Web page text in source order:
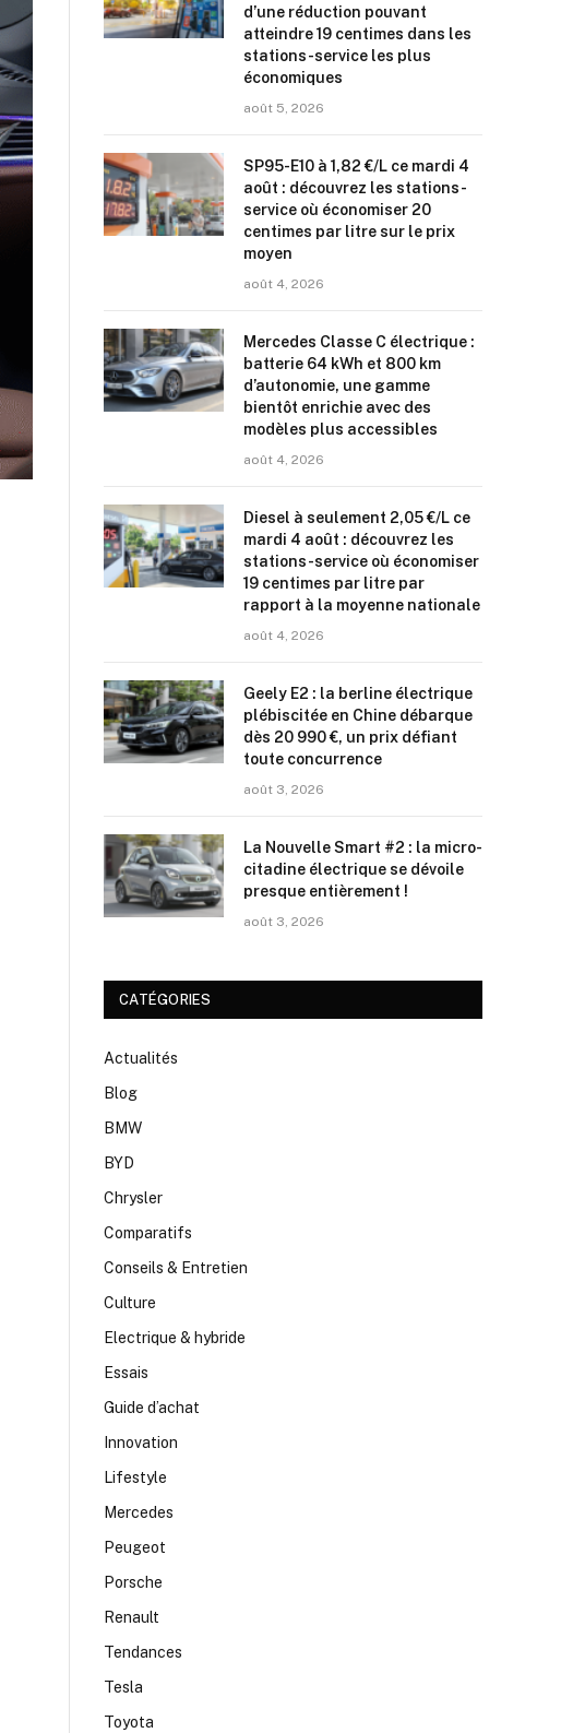
d’une réduction pouvant
atteindre 19 centimes dans les
stations-service les plus
économiques
août 5, 2026
SP95-E10 à 1,82 €/L ce mardi 4
août : découvrez les stations-
service où économiser 20
centimes par litre sur le prix
moyen
août 4, 2026
Mercedes Classe C électrique :
batterie 64 kWh et 800 km
d’autonomie, une gamme
bientôt enrichie avec des
modèles plus accessibles
août 4, 2026
Diesel à seulement 2,05 €/L ce
mardi 4 août : découvrez les
stations-service où économiser
19 centimes par litre par
rapport à la moyenne nationale
août 4, 2026
Geely E2 : la berline électrique
plébiscitée en Chine débarque
dès 20 990 €, un prix défiant
toute concurrence
août 3, 2026
La Nouvelle Smart #2 : la micro-
citadine électrique se dévoile
presque entièrement !
août 3, 2026
CATÉGORIES
Actualités
Blog
BMW
BYD
Chrysler
Comparatifs
Conseils & Entretien
Culture
Electrique & hybride
Essais
Guide d’achat
Innovation
Lifestyle
Mercedes
Peugeot
Porsche
Renault
Tendances
Tesla
Toyota